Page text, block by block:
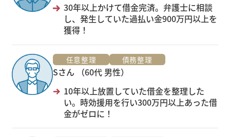
30年以上かけて借金完済。弁護士に相談
し、発生していた過払い金900万円以上を
獲得！
任意整理 債務整理
Sさん （60代 男性）
10年以上放置していた借金を整理した
い。時効援用を行い300万円以上あった借
金がゼロに！